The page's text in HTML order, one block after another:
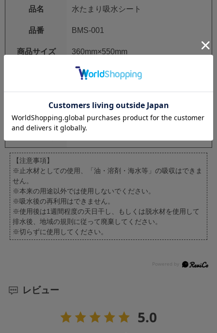
品名 水たまり吸水シート
品番 BMS-001
商品サイズ 360mm×550mm
395mm×625×17mm
重量 約510g
JANコード 4904601995030
【注意事項】
※止水材としての使用、「油・溶剤・海水等」の吸収はできま
せん。
※本来の用途以外では使用しないでください。
※吸水後の再利用はできません。
※使用後は1週間程度の天日干し、もしくは脱水材を使用して
排水後、地域の規則に従って廃棄してください。
※切らずに使用してください。
レビュー
5.0